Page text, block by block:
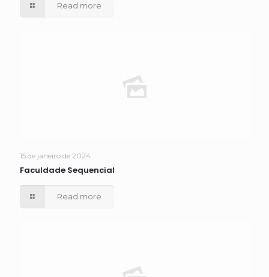
Read more
15 de janeiro de 2024
Faculdade Sequencial
Read more